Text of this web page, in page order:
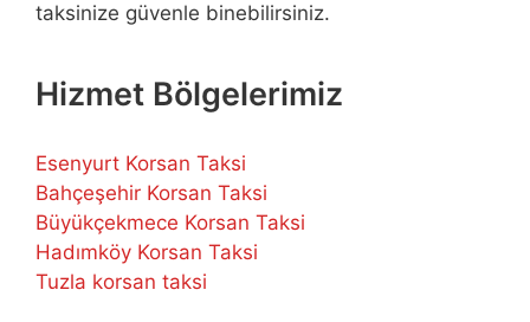
taksinize güvenle binebilirsiniz.
Hizmet Bölgelerimiz
Esenyurt Korsan Taksi
Bahçeşehir Korsan Taksi
Büyükçekmece Korsan Taksi
Hadımköy Korsan Taksi
Tuzla korsan taksi